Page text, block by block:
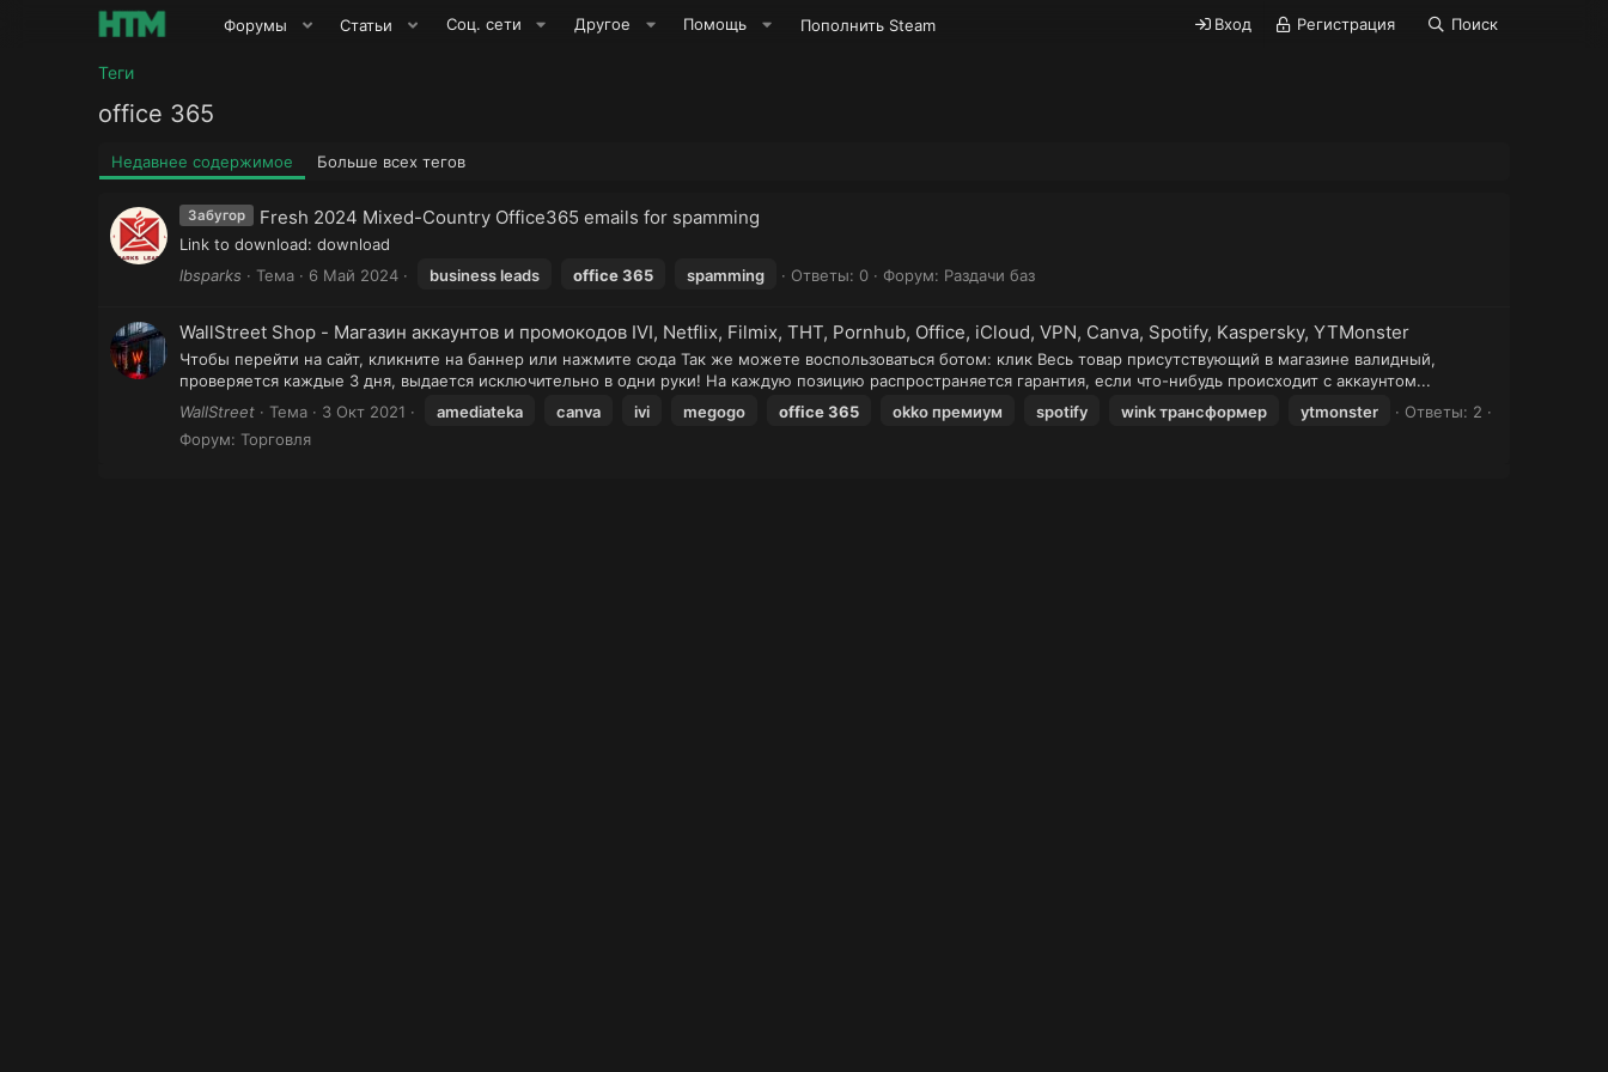
Форумы Статьи Соц. сети Другое Помощь Пополнить Steam Вход Регистрация Поиск
Теги
office 365
Недавнее содержимое Больше всех тегов
Забугор Fresh 2024 Mixed-Country Office365 emails for spamming
Link to download: download
lbsparks
Тема 6 Май 2024 business leads office365 spamming Ответы: 0 Форум: Раздачи баз
WallStreet Shop - Магазин аккаунтов и промокодов IVI, Netflix, Filmix, ТНТ, Pornhub, Office, iCloud, VPN, Canva, Spotify, Kaspersky, YTMonster
Чтобы перейти на сайт, кликните на баннер или нажмите сюда Так же можете воспользоваться ботом: клик Весь товар присутствующий в магазине валидный,
проверяется каждые 3 дня, выдается исключительно в одни руки! На каждую позицию распространяется гарантия, если что-нибудь происходит с аккаунтом...
WallStreet
Тема 3 Окт 2021 amediateka canva ivi megogo office365 okko премиум spotify wink трансформер ytmonster
Ответы: 2
Форум: Торговля